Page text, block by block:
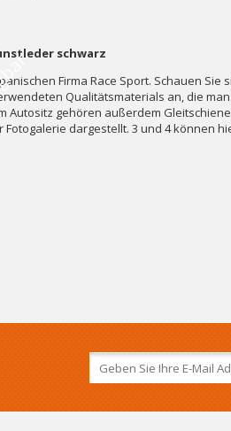
schwarz
Firma Race Sport. Schauen Sie
Qualitätsmaterials an, die
Autositz gehören außerdem
Fotogalerie dargestellt. 3 und 4 können